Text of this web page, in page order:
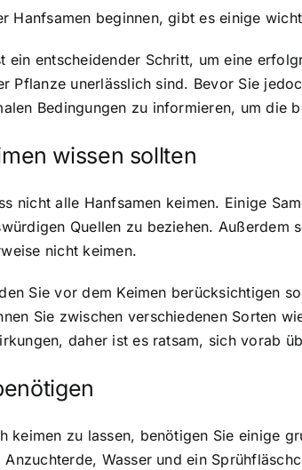
Hanfsamen beginnen, gibt es einige
ein entscheidender Schritt, um eine
Pflanze unerlässlich sind. Bevor Sie
Bedingungen zu informieren, um die
wissen sollten
nicht alle Hanfsamen keimen. Einige
Quellen zu beziehen.
nicht keimen.
Sie vor dem Keimen berücksichtigen
Sie zwischen verschiedenen Sorten
daher ist es ratsam, sich vorab
keimen zu lassen, benötigen Sie einige
Wasser und ein